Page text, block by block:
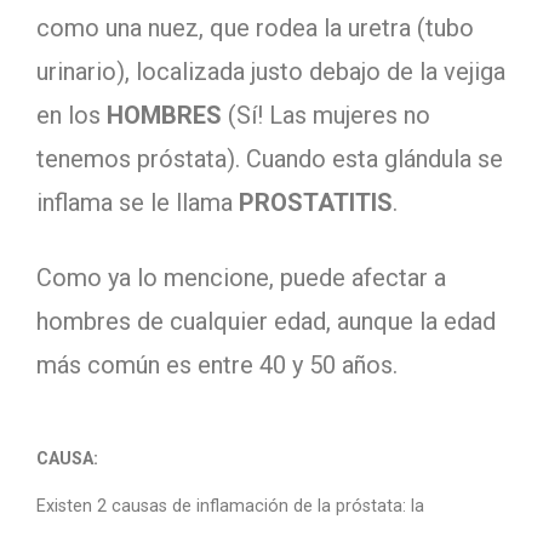
como una nuez, que rodea la uretra (tubo
urinario), localizada justo debajo de la vejiga
en los HOMBRES (Sí! Las mujeres no
tenemos próstata). Cuando esta glándula se
inflama se le llama PROSTATITIS.
Como ya lo mencione, puede afectar a
hombres de cualquier edad, aunque la edad
más común es entre 40 y 50 años.
CAUSA:
Existen 2 causas de inflamación de la próstata: la